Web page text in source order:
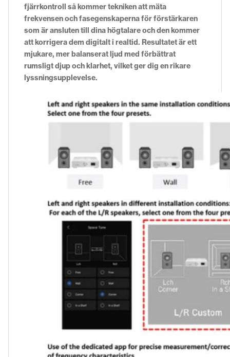
fjärrkontroll så kommer tekniken att mäta
frekvensen och fasegenskaperna för förstärkaren
som är ansluten till dina högtalare och den kommer
att korrigera dem digitalt i realtid. Resultatet är ett
mjukare, mer balanserat ljud med förbättrat
rumsligt djup och klarhet, vilket ger dig en rikare
lyssningsupplevelse.